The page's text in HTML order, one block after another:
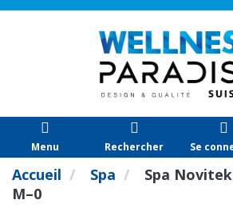
Menu Rechercher Se
Accueil Spa
Spa
M–0